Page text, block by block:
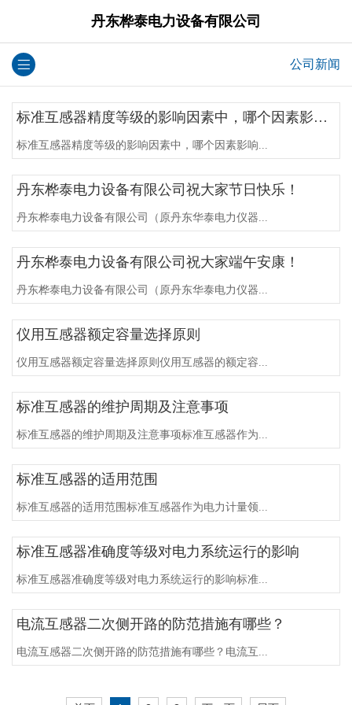
丹东桦泰电力设备有限公司
公司新闻
标准互感器精度等级的影响因素中，哪个因素影响较大？
标准互感器精度等级的影响因素中，哪个因素影响...
丹东桦泰电力设备有限公司祝大家节日快乐！
丹东桦泰电力设备有限公司（原丹东华泰电力仪器...
丹东桦泰电力设备有限公司祝大家端午安康！
丹东桦泰电力设备有限公司（原丹东华泰电力仪器...
仪用互感器额定容量选择原则
仪用互感器额定容量选择原则仪用互感器的额定容...
标准互感器的维护周期及注意事项
标准互感器的维护周期及注意事项标准互感器作为...
标准互感器的适用范围
标准互感器的适用范围标准互感器作为电力计量领...
标准互感器准确度等级对电力系统运行的影响
标准互感器准确度等级对电力系统运行的影响标准...
电流互感器二次侧开路的防范措施有哪些？
电流互感器二次侧开路的防范措施有哪些？电流互...